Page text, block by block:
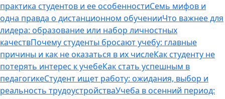
практика студентов и ее особенностиСемь мифов и
одна правда о дистанционном обученииЧто важнее для
лидера: образование или набор личностных
качествПочему студенты бросают учебу: главные
причины и как не оказаться в их числеКак студенту не
потерять интерес к учебеКак стать успешным в
педагогикеСтудент ищет работу: ожидания, выбор и
реальность трудоустройстваУчеба в осенний период: